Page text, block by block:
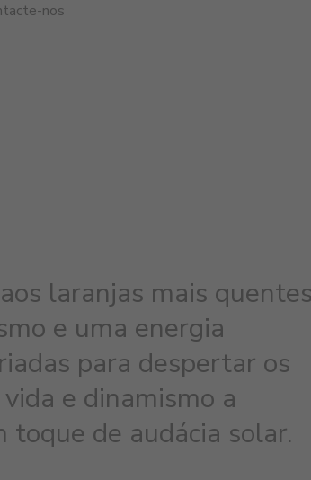
nos
laranjas mais
e uma energia
para despertar os
e dinamismo a
toque de audácia solar.